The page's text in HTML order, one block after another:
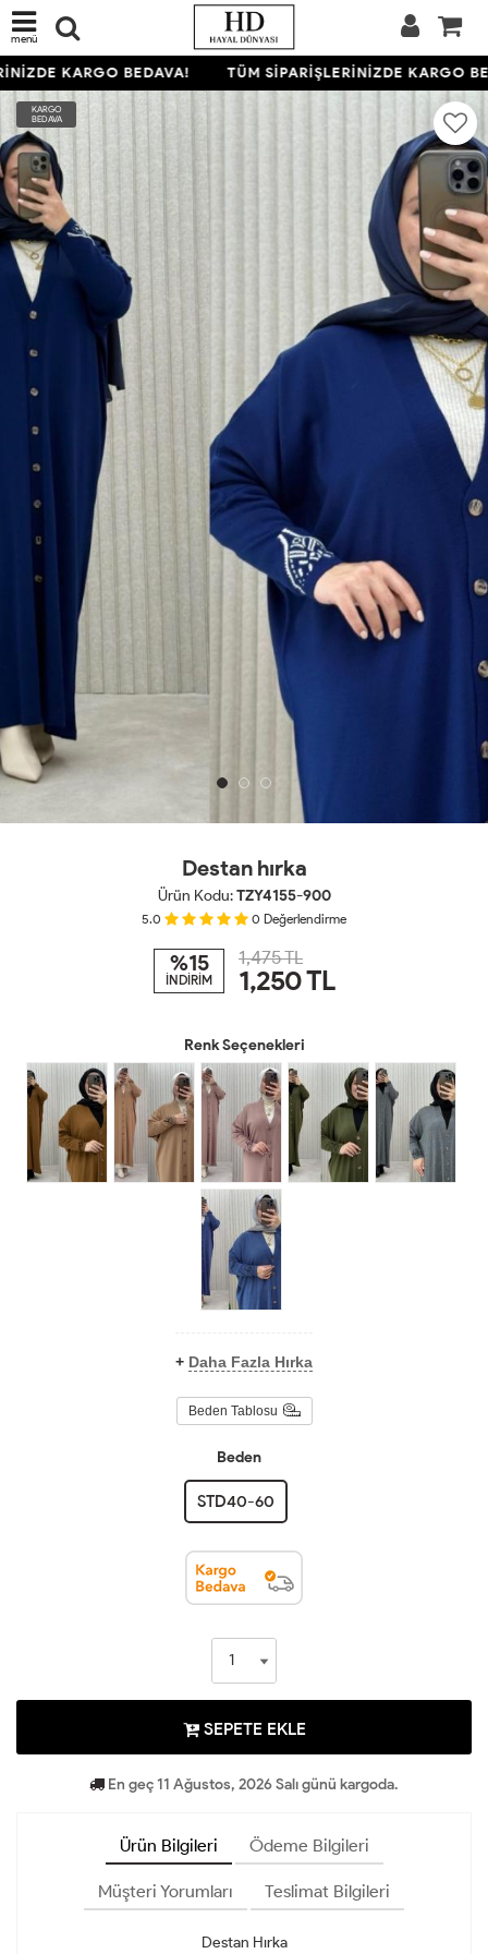
menü
KARGO BEDAVA! TÜM SİPARİŞLERİNİZDE KARGO
KARGO
BEDAVA
Destan hırka
Ürün Kodu:TZY4155-900
5.0 0 Değerlendirme
%15
İNDİRİM
1,475 TL
1,250TL
Renk Seçenekleri
+ Daha Fazla Hırka
Beden Tablosu
Beden
STD40-60
SEPETE EKLE
En geç 11 Ağustos, 2026 Salı günü kargoda.
Ürün Bilgileri Ödeme Bilgileri
Müşteri Yorumları Teslimat Bilgileri
Destan Hırka